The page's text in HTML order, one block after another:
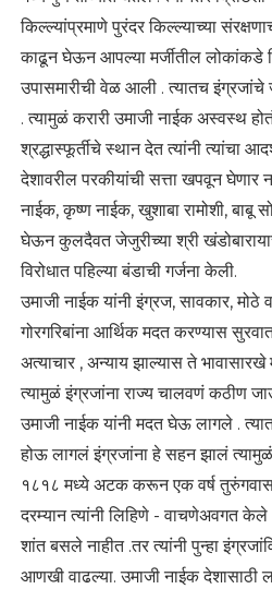
किल्ल्यांप्रमाणे पुरंदर किल्ल्याच्या
काढून घेऊन आपल्या मर्जीतील लोकांकडे
उपासमारीची वेळ आली . त्यातच
. त्यामुळं करारी उमाजी नाईक अस्वस्थ
श्रद्धास्फूर्तीचे स्थान देत त्यांनी त्यांचा
देशावरील परकीयांची सत्ता खपवून घेणार
नाईक, कृष्ण नाईक, खुशाबा रामोशी, बाबू
घेऊन कुलदैवत जेजुरीच्या श्री
विरोधात पहिल्या बंडाची गर्जना केली.
उमाजी नाईक यांनी इंग्रज, सावकार,
गोरगरिबांना आर्थिक मदत करण्यास
अत्याचार , अन्याय झाल्यास ते
त्यामुळं इंग्रजांना राज्य चालवणं कठीण
उमाजी नाईक यांनी मदत घेऊ लागले .
होऊ लागलं इंग्रजांना हे सहन झालं त्यामुळं
१८१८ मध्ये अटक करून एक वर्ष
दरम्यान त्यांनी लिहिणे - वाचणेअवगत
शांत बसले नाहीत .तर त्यांनी पुन्हा
आणखी वाढल्या. उमाजी नाईक देशासाठी